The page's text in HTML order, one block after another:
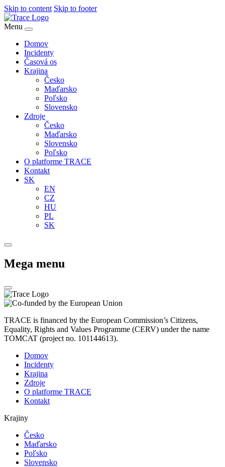
Skip to content Skip to footer
Menu
Domov
Incidenty
Časová os
Krajina
Česko
Maďarsko
Poľsko
Slovensko
Zdroje
Česko
Maďarsko
Slovensko
Poľsko
O platforme TRACE
Kontakt
SK
EN
CZ
HU
PL
SK
Mega menu
TRACE is financed by the European Commission’s Citizens,
Equality, Rights and Values Programme (CERV) under the name
TOMCAT (project no. 101144613).
Domov
Incidenty
Krajina
Zdroje
O platforme TRACE
Kontakt
Krajiny
Česko
Maďarsko
Poľsko
Slovensko